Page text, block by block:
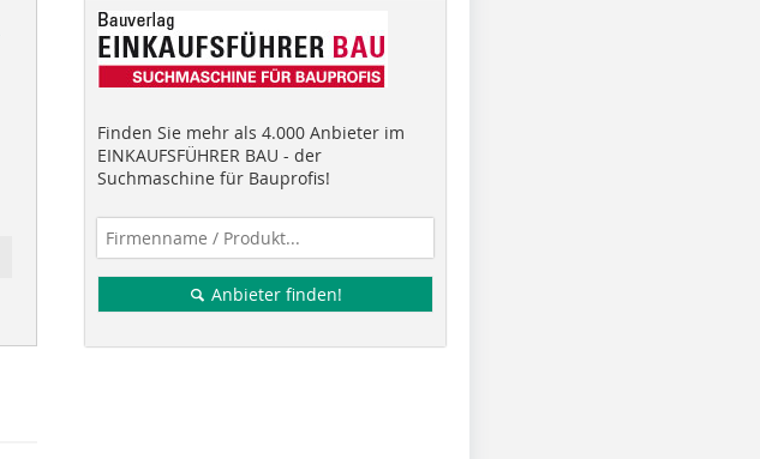
Finden Sie mehr als 4.000 Anbieter im
EINKAUFSFÜHRER BAU - der
Suchmaschine für Bauprofis!
Anbieter finden!